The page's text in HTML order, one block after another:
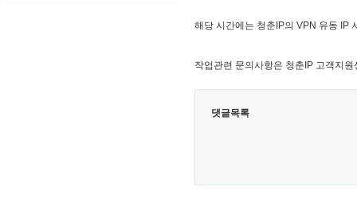
해당 시간에는 청춘IP의 VPN 유동 IP
작업관련 문의사항은 청춘IP 고객지원
댓글목록